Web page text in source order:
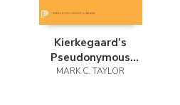
Kierkegaard’s
Pseudonymous
Authorship
MARK C. TAYLOR